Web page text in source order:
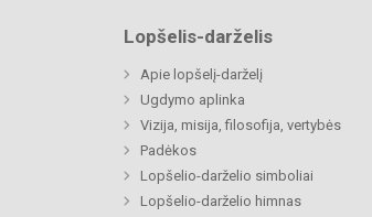
Lopšelis-darželis
Apie lopšelį-darželį
Ugdymo aplinka
Vizija, misija, filosofija, vertybės
Padėkos
Lopšelio-darželio simboliai
Lopšelio-darželio himnas